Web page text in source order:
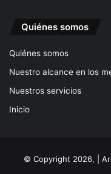
Quiénes somos
Quiénes somos
Nuestro alcance en los
Nuestros servicios
Inicio
© Copyright 2026, |